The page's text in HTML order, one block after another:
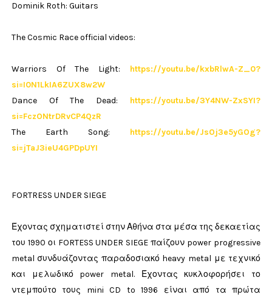
Dominik Roth: Guitars
The Cosmic Race official videos:
Warriors Of The Light: https://youtu.be/kxbRlwA-Z_0?
si=I0N1LkIA6ZUX8w2W
Dance Of The Dead: https://youtu.be/3Y4NW-ZxSYI?
si=FczONtrDRvCP4QzR
The Earth Song: https://youtu.be/JsOj3e5yGOg?
si=jTaJ3ieU4GPDpUYI
FORTRESS UNDER SIEGE
Έχοντας σχηματιστεί στην Αθήνα στα μέσα της δεκαετίας
του 1990 οι FORTESS UNDER SIEGE παίζουν power progressive
metal συνδυάζοντας παραδοσιακό heavy metal με τεχνικό
και μελωδικό power metal. Έχοντας κυκλοφορήσει το
ντεμπούτο τους mini CD to 1996 είναι από τα πρώτα